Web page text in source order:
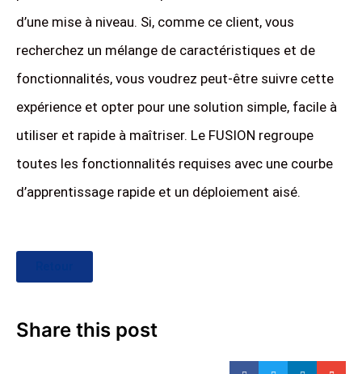
d’une mise à niveau. Si, comme ce client, vous
recherchez un mélange de caractéristiques et de
fonctionnalités, vous voudrez peut-être suivre cette
expérience et opter pour une solution simple, facile à
utiliser et rapide à maîtriser. Le FUSION regroupe
toutes les fonctionnalités requises avec une courbe
d’apprentissage rapide et un déploiement aisé.
Share this post